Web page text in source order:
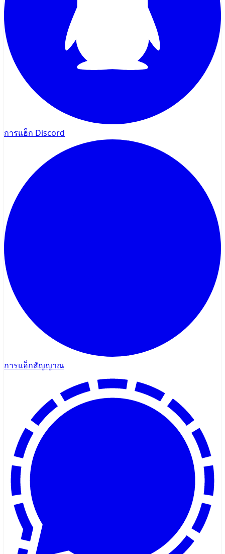
การแฮ็ก Discord
การแฮ็กสัญญาณ